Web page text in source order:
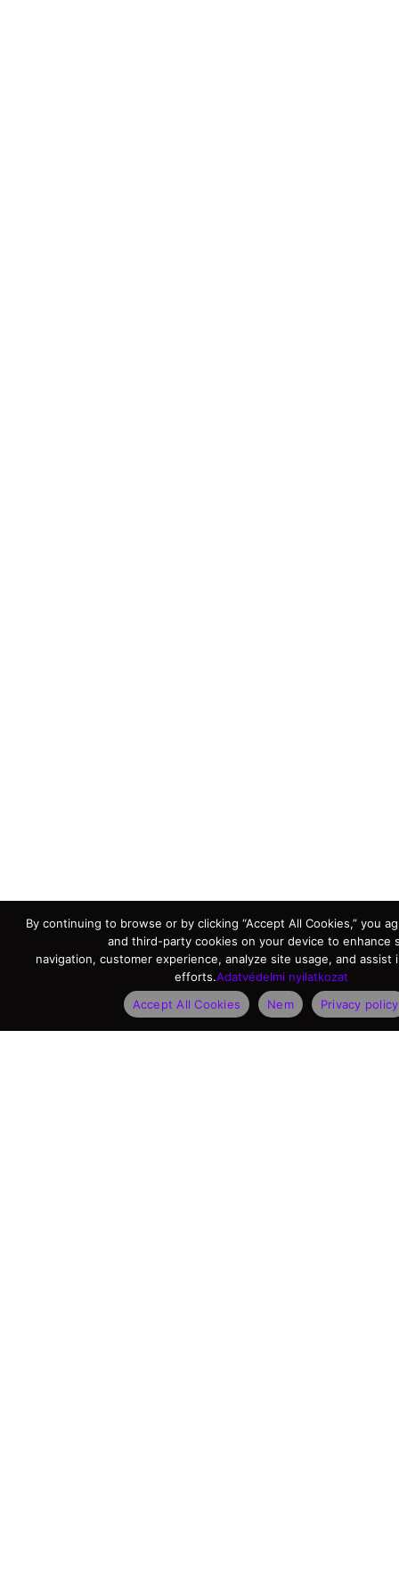
By continuing to browse or by clicking “Accept All Cookies,” you
and third-party cookies on your device to enhance
navigation, customer experience, analyze site usage, and assist
efforts.Adatvédelmi nyilatkozat
Accept All Cookies
Nem Privacy policy